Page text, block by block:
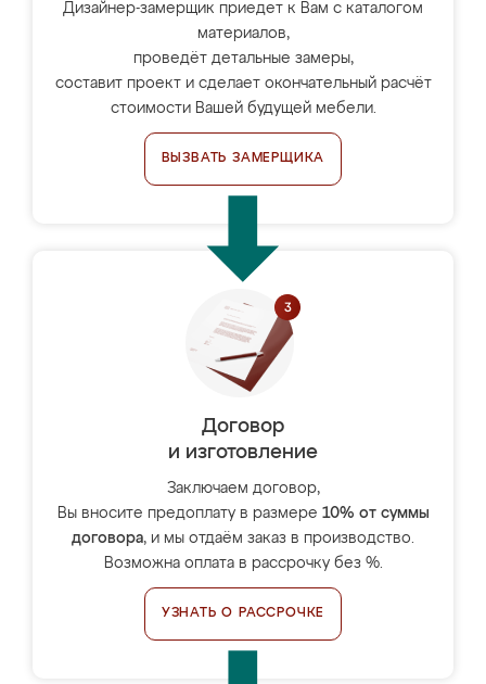
Дизайнер-замерщик приедет к Вам с каталогом
материалов,
проведёт детальные замеры,
составит проект и сделает окончательный расчёт
стоимости Вашей будущей мебели.
ВЫЗВАТЬ ЗАМЕРЩИКА
Договор
и изготовление
Заключаем договор,
Вы вносите предоплату в размере 10% от суммы
договора, и мы отдаём заказ в производство.
Возможна оплата в рассрочку без %.
УЗНАТЬ О РАССРОЧКЕ